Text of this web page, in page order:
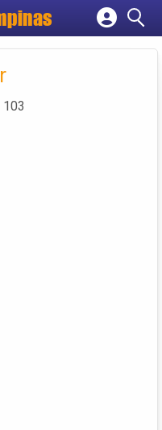
empresa
103